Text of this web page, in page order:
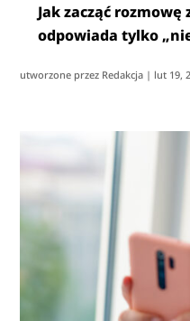
Jak zacząć
odpowiada tylko
utworzone przez Redakcja | lut 19,